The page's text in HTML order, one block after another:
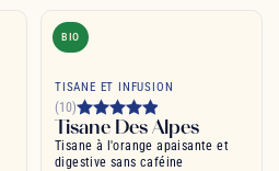
BIO
TISANE ET INFUSION
(10)
Tisane Des Alpes
Tisane à l'orange apaisante et
digestive sans caféine